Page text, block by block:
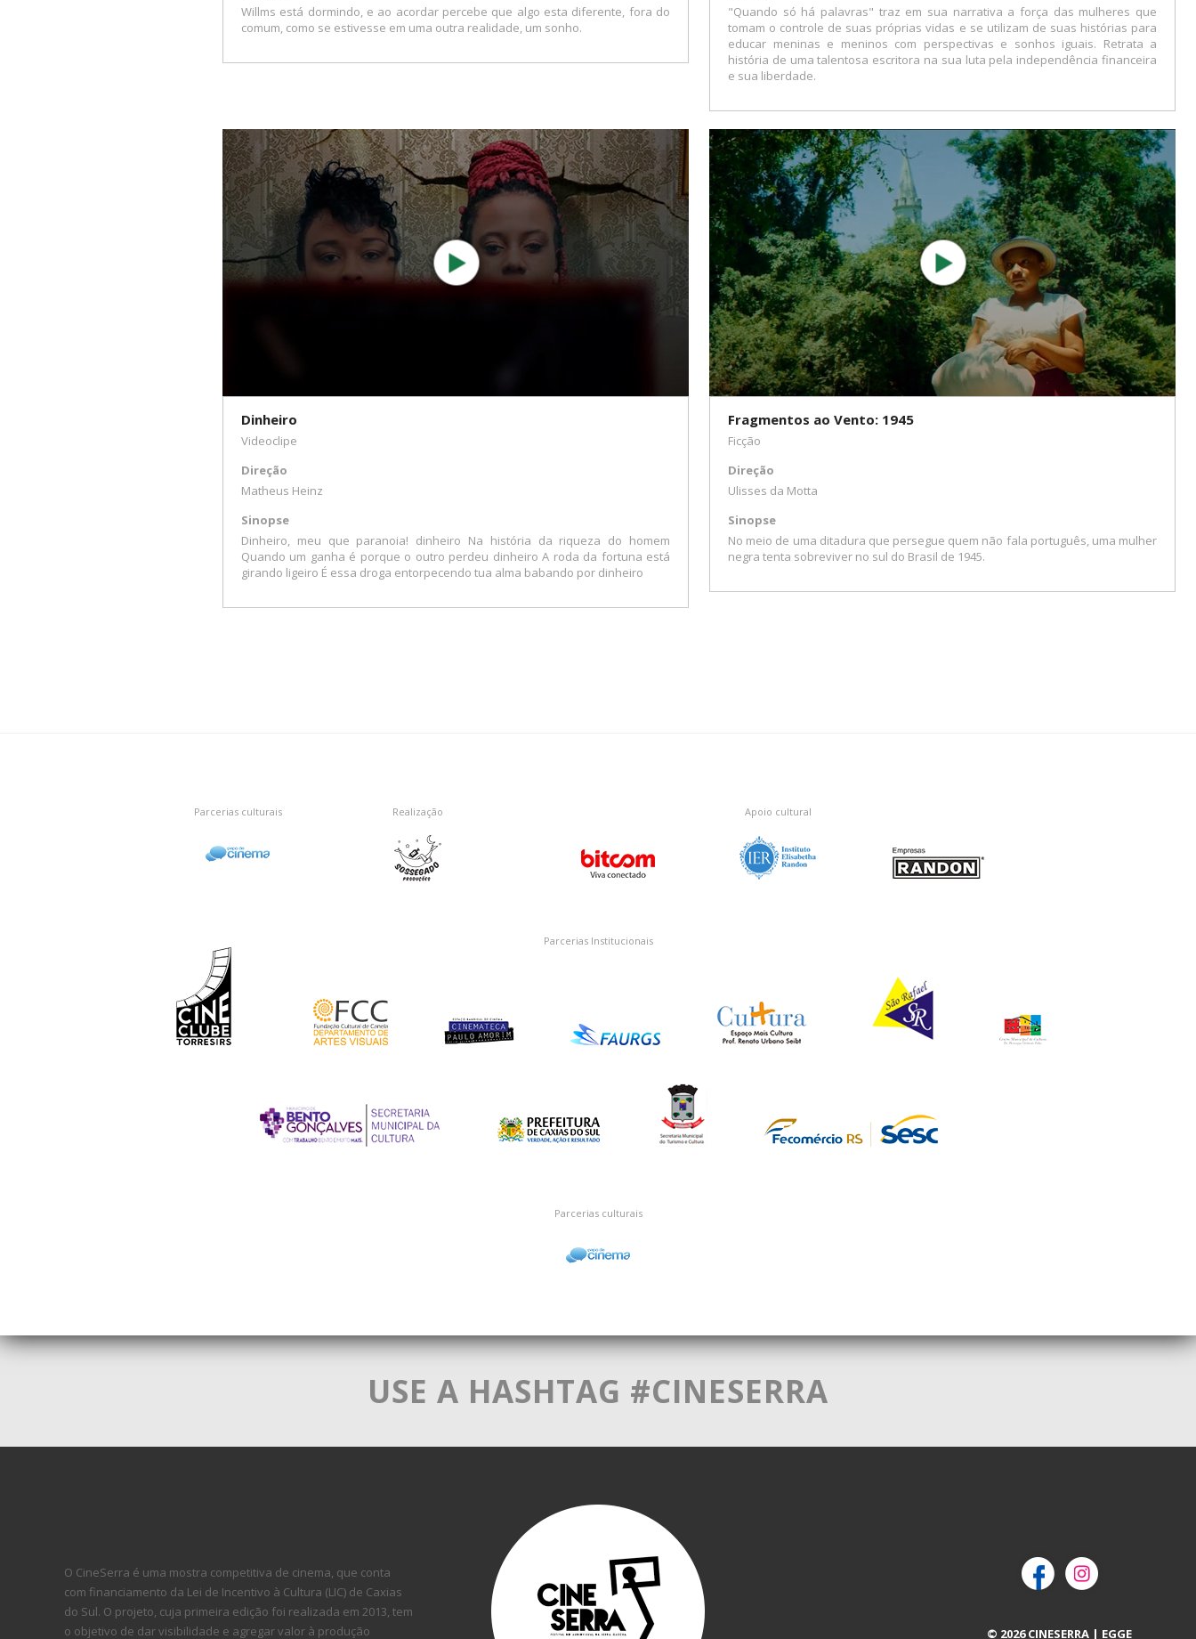
Willms está dormindo, e ao acordar percebe que algo esta diferente, fora do
comum, como se estivesse em uma outra realidade, um sonho.
"Quando só há palavras" traz em sua narrativa a força das mulheres que
tomam o controle de suas próprias vidas e se utilizam de suas histórias para
educar meninas e meninos com perspectivas e sonhos iguais. Retrata a
história de uma talentosa escritora na sua luta pela independência financeira
e sua liberdade.
Dinheiro
Videoclipe
Direção
Matheus Heinz
Sinopse
Dinheiro, meu que paranoia! dinheiro Na história da riqueza do homem
Quando um ganha é porque o outro perdeu dinheiro A roda da fortuna está
girando ligeiro É essa droga entorpecendo tua alma babando por dinheiro
Fragmentos ao Vento: 1945
Ficção
Direção
Ulisses da Motta
Sinopse
No meio de uma ditadura que persegue quem não fala português, uma mulher
negra tenta sobreviver no sul do Brasil de 1945.
Parcerias culturais Realização Apoio cultural
Parcerias Institucionais
Parcerias culturais
USE A HASHTAG #CINESERRA
O CineSerra é uma mostra competitiva de cinema, que conta
com financiamento da Lei de Incentivo à Cultura (LIC) de Caxias
do Sul. O projeto, cuja primeira edição foi realizada em 2013, tem
o objetivo de dar visibilidade e agregar valor à produção
© 2026 CINESERRA | EGGE